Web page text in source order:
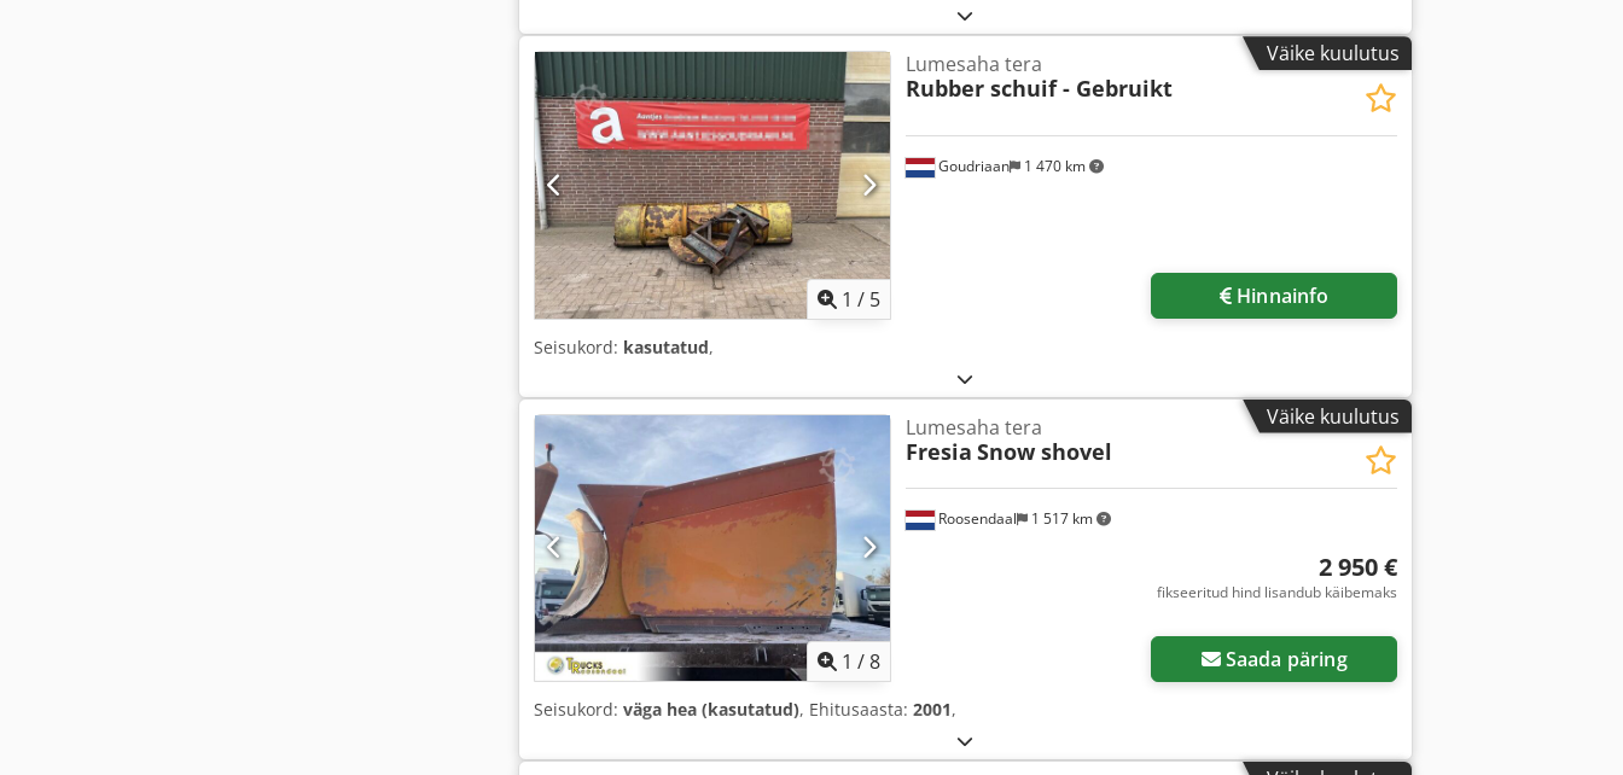
Väike kuulutus
1 / 5
Goudriaan 1 470 km
Lumesaha tera
Rubber schuif - Gebruikt
Hinnainfo
Seisukord: kasutatud,
Väike kuulutus
1 /8
Roosendaal 1 517 km
Lumesaha tera
Fresia Snow shovel
2 950 €
fikseeritud hind lisandub käibemaks
Saada päring
Seisukord: väga hea (kasutatud), Ehitusaasta: 2001,